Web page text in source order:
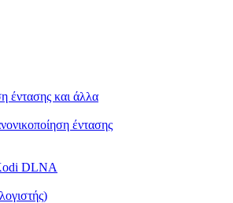
έντασης και άλλα
έντασης
DLNA